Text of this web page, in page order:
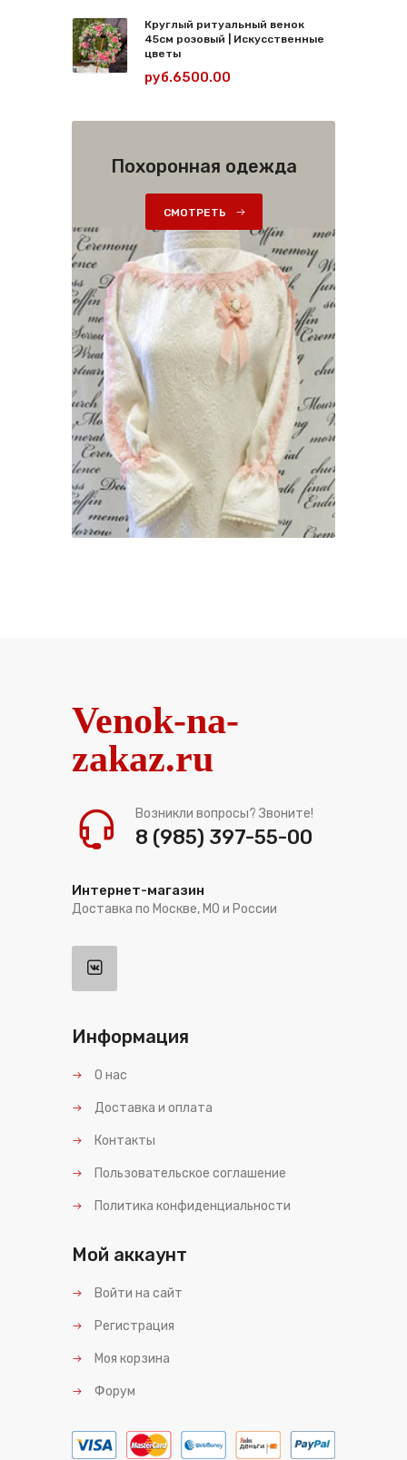
Круглый ритуальный венок
45см розовый | Искусственные
цветы
руб.6500.00
Похоронная одежда
СМОТРЕТЬ
Venok-na-
zakaz.ru
Возникли вопросы? Звоните!
8 (985) 397-55-00
Интернет-магазин
Доставка по Москве, МО и России
Информация
О нас
Доставка и оплата
Контакты
Пользовательское соглашение
Политика конфиденциальности
Мой аккаунт
Войти на сайт
Регистрация
Моя корзина
Форум